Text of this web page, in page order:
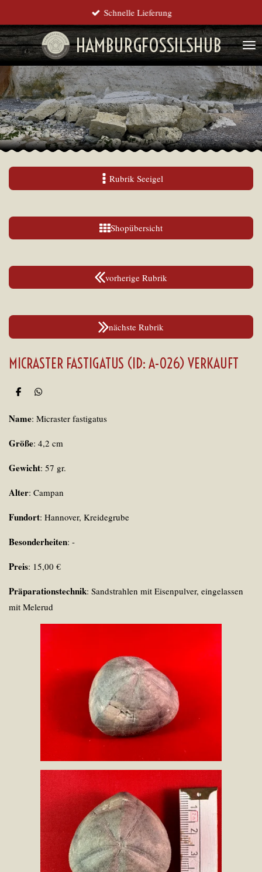
Hauptinhalt
springen
HAMBURGFOSSILSHUB
Schnelle Lieferung
Rubrik Seeigel
Shopübersicht
vorherige Rubrik
nächste Rubrik
MICRASTER FASTIGATUS (ID: A-026) VERKAUFT
T
l
n
T
l
n
Name: Micraster fastigatus
Größe: 4,2 cm
Gewicht: 57 gr.
Alter: Campan
Fundort: Hannover, Kreidegrube
Besonderheiten: -
Preis: 15,00 €
Präparationstechnik: Sandstrahlen mit Eisenpulver, eingelassen
mit Melerud